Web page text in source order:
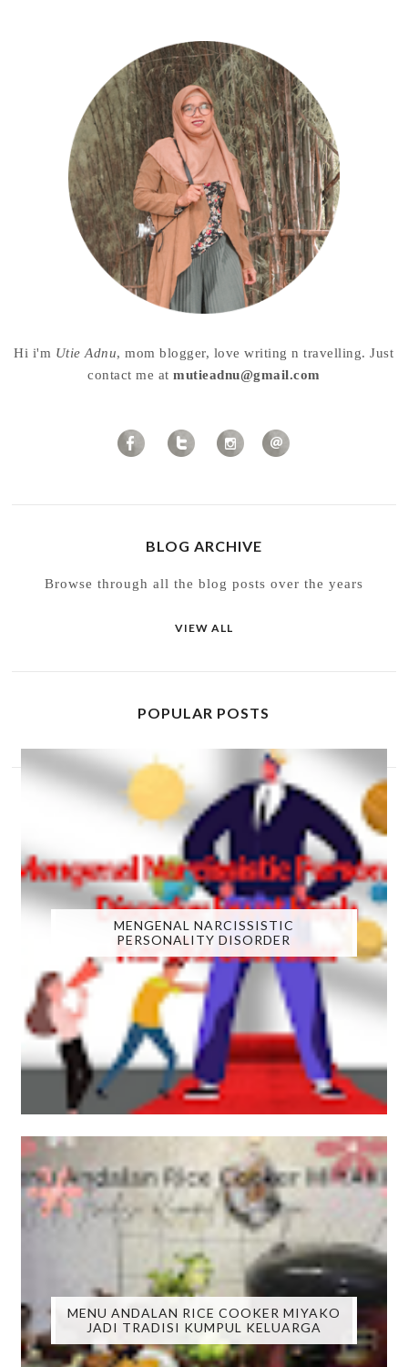
Hi i'm Utie Adnu, mom blogger, love writing n travelling. Just
contact me atmutieadnu@gmail.com
BLOG ARCHIVE
Browse through all the blog posts over the years
VIEW ALL
POPULAR POSTS
MENGENAL NARCISSISTIC
PERSONALITY DISORDER
MENU ANDALAN RICE COOKER MIYAKO
JADI TRADISI KUMPUL KELUARGA